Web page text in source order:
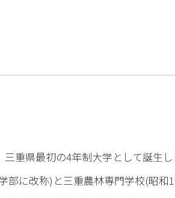
重県最初の4年制大学として誕生
部に改称)と三重農林専門学校(昭